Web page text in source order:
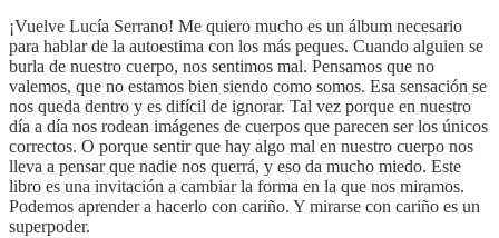
¡Vuelve Lucía Serrano! Me quiero mucho es un álbum necesario
para hablar de la autoestima con los más peques. Cuando alguien se
burla de nuestro cuerpo, nos sentimos mal. Pensamos que no
valemos, que no estamos bien siendo como somos. Esa sensación se
nos queda dentro y es difícil de ignorar. Tal vez porque en nuestro
día a día nos rodean imágenes de cuerpos que parecen ser los únicos
correctos. O porque sentir que hay algo mal en nuestro cuerpo nos
lleva a pensar que nadie nos querrá, y eso da mucho miedo. Este
libro es una invitación a cambiar la forma en la que nos miramos.
Podemos aprender a hacerlo con cariño. Y mirarse con cariño es un
superpoder.